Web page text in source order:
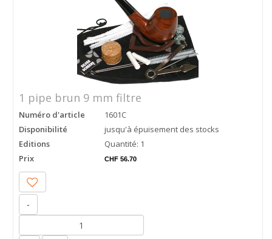
1 pipe brun 9 mm filtre
Numéro d'article
1601C
Disponibilité
jusqu'à épuisement des stocks
Editions
Quantité: 1
Prix
CHF 56.70
-